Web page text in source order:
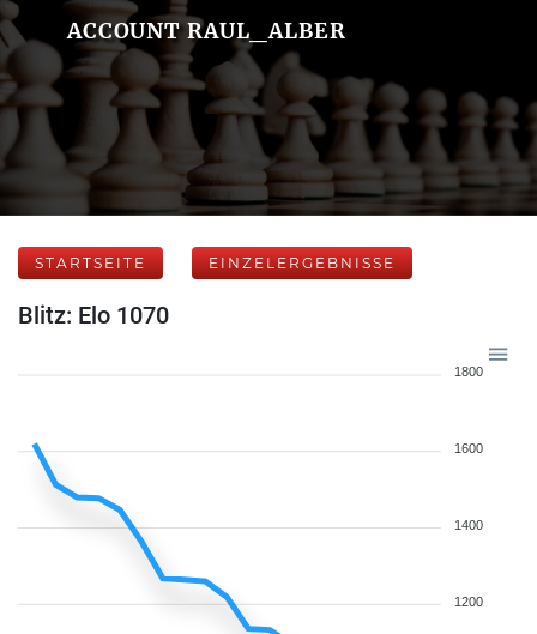
ACCOUNT RAUL_ALBER
STARTSEITE EINZELERGEBNISSE
Blitz: Elo 1070
1800
1600
1400
1200